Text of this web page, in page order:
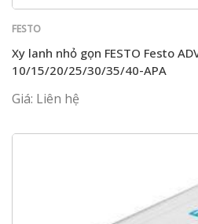
FESTO
Xy lanh nhỏ gọn FESTO Festo
10/15/20/25/30/35/40-APA
Giá: Liên hệ